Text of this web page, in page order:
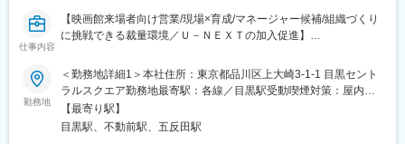
・グループ横断で統一すべき業務標準化・品質基準の策定
・中期ロードマップ（3年）の策定と経営合意形成
・全拠点のAs-Is可視化
・自動化・標準化・再配置による最適化
・KPI再設計（AHT、一次解決率、品質指標、コンタクト比率な
ど）
・重点領域の短期改善（Quick Win）設計と実行
仕事内容
【映画館来場者向け営業/現場×育成/マネージャー候補/組織づくり
に挑戦できる裁量環境／Ｕ－ＮＥＸＴの加入促進】
■部門やポジションの役割
映画館に来場されたお客様に対し、自社サービス「U-NEXT」の
加入促進を提案する営業ポジションです。単なる営業に留まら
ず、アルバイトスタッフの育成や営業組織の構築まで担い、売上
最大化を実現する役割を担います。
勤務地
＜勤務地詳細1＞本社住所：東京都品川区上大崎3-1-1 目黒セント
ラルスクエア勤務地最寄駅：各線／目黒駅受動喫煙対策：屋内全
面禁煙＜勤務地詳細2＞東京都内の映画館住所：東京都 受動喫煙
対策：屋内全面禁煙変更の範囲：会社の定める事業所
【最寄り駅】
目黒駅、不動前駅、五反田駅